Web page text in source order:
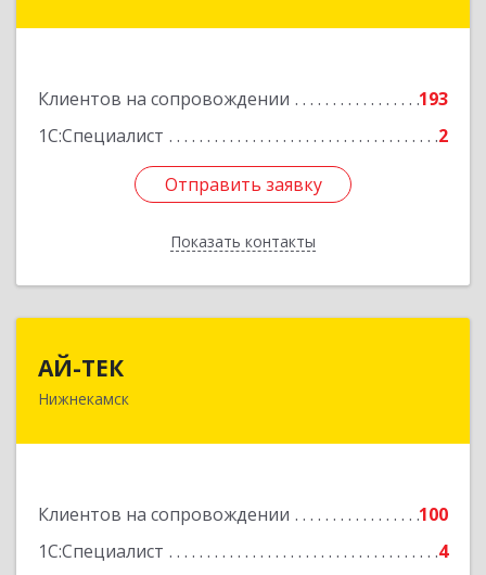
Клиентов на сопровождении
193
1С:Специалист
2
Отправить заявку
Показать контакты
Отправить заявку
Назад
АЙ-ТЕК
Нижнекамск
Клиентов на сопровождении
100
1С:Специалист
4
423570, Татарстан Респ, Нижнекамский р-н,
Подробнее